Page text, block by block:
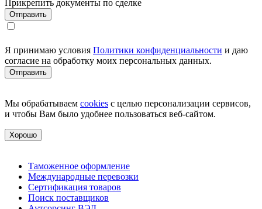
Прикрепить документы по сделке
Я принимаю условия Политики конфиденциальности и даю
согласие на обработку моих персональных данных.
Мы обрабатываем cookies с целью персонализации сервисов,
и чтобы Вам было удобнее пользоваться веб-сайтом.
Хорошо
Таможенное оформление
Международные перевозки
Сертификация товаров
Поиск поставщиков